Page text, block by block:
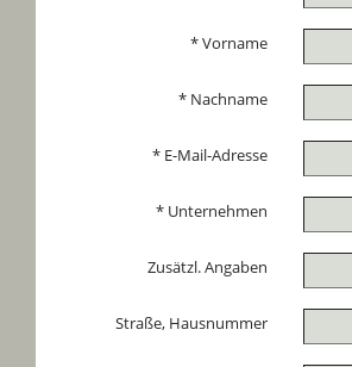
* Vorname
* Nachname
* E-Mail-Adresse
* Unternehmen
Zusätzl. Angaben
Straße, Hausnummer